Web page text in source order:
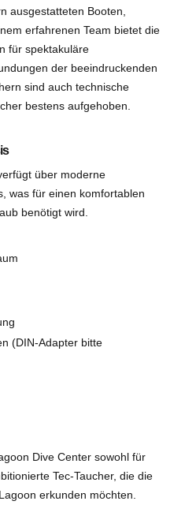
ausgestatteten Booten,
erfahrenen Team bietet die
für spektakuläre
der beeindruckenden
sind auch technische
bestens aufgehoben.
über moderne
was für einen komfortablen
benötigt wird.
(DIN-Adapter bitte
Dive Center sowohl für
Tec-Taucher, die die
erkunden möchten.